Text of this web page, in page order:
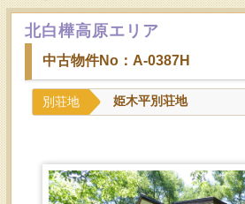
北白樺高原エリア
中古物件No：A-0387H
別荘地 姫木平別荘地